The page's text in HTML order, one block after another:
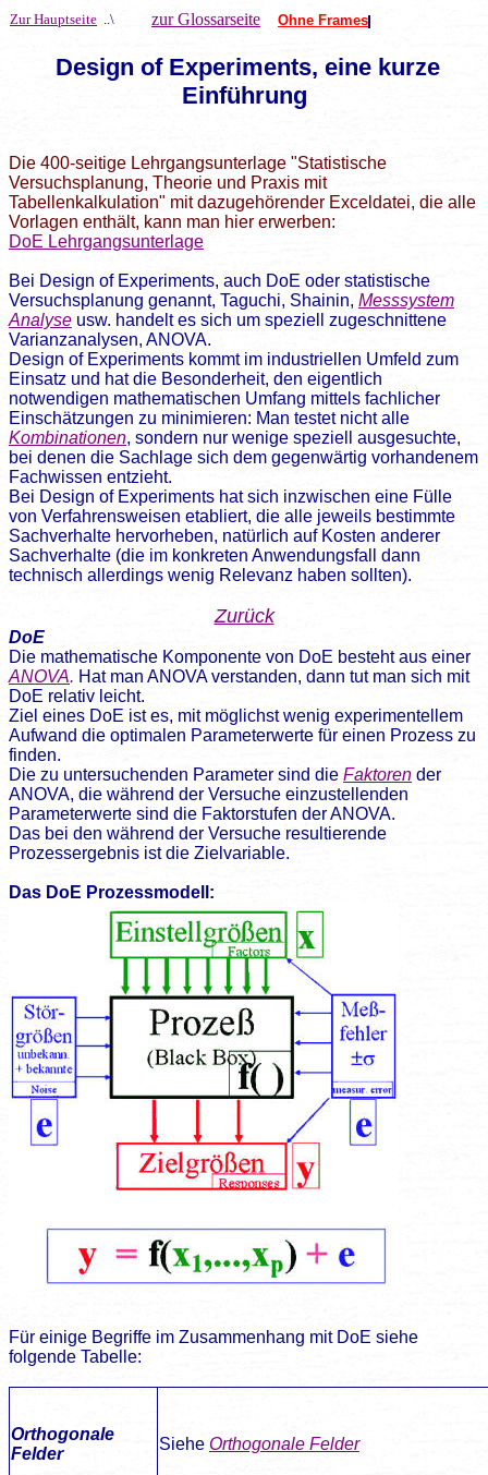
Zur Hauptseite ..\ zur Glossarseite Ohne Frames
Design of Experiments, eine kurze
Einführung
Die 400-seitige Lehrgangsunterlage "Statistische
Versuchsplanung, Theorie und Praxis mit
Tabellenkalkulation" mit dazugehörender Exceldatei, die alle
Vorlagen enthält, kann man hier erwerben:
DoE Lehrgangsunterlage
Bei Design of Experiments, auch DoE oder statistische
Versuchsplanung genannt, Taguchi, Shainin, Messsystem
Analyse usw. handelt es sich um speziell zugeschnittene
Varianzanalysen, ANOVA.
Design of Experiments kommt im industriellen Umfeld zum
Einsatz und hat die Besonderheit, den eigentlich
notwendigen mathematischen Umfang mittels fachlicher
Einschätzungen zu minimieren: Man testet nicht alle
Kombinationen, sondern nur wenige speziell ausgesuchte,
bei denen die Sachlage sich dem gegenwärtig vorhandenem
Fachwissen entzieht.
Bei Design of Experiments hat sich inzwischen eine Fülle
von Verfahrensweisen etabliert, die alle jeweils bestimmte
Sachverhalte hervorheben, natürlich auf Kosten anderer
Sachverhalte (die im konkreten Anwendungsfall dann
technisch allerdings wenig Relevanz haben sollten).
Zurück
DoE
Die mathematische Komponente von DoE besteht aus einer
ANOVA. Hat man ANOVA verstanden, dann tut man sich mit
DoE relativ leicht.
Ziel eines DoE ist es, mit möglichst wenig experimentellem
Aufwand die optimalen Parameterwerte für einen Prozess zu
finden.
Die zu untersuchenden Parameter sind die Faktoren der
ANOVA, die während der Versuche einzustellenden
Parameterwerte sind die Faktorstufen der ANOVA.
Das bei den während der Versuche resultierende
Prozessergebnis ist die Zielvariable.
Das DoE Prozessmodell:
Für einige Begriffe im Zusammenhang mit DoE siehe
folgende Tabelle:
Orthogonale
Felder
Siehe Orthogonale Felder